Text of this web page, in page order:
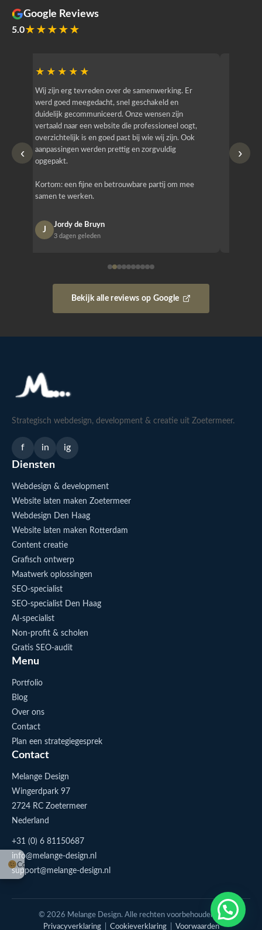
Google Reviews
5.0★★★★★
‹
★★★★★
Wij zijn erg tevreden over de samenwerking. Er
werd goed meegedacht, snel geschakeld en
duidelijk gecommuniceerd. Onze wensen zijn
vertaald naar een website die professioneel oogt,
overzichtelijk is en goed past bij wie wij zijn. Ook
aanpassingen werden prettig en zorgvuldig
opgepakt.
Kortom: een fijne en betrouwbare partij om mee
samen te werken.
J
Jordy de Bruyn
3 dagen geleden
›
Bekijk alle reviews op Google
Cookie-instellingen
Stuur me een appje
Strategisch webdesign, development & creatie uit Zoetermeer.
f in ig
Diensten
Webdesign & development
Website laten maken Zoetermeer
Webdesign Den Haag
Website laten maken Rotterdam
Content creatie
Grafisch ontwerp
Maatwerk oplossingen
SEO-specialist
SEO-specialist Den Haag
AI-specialist
Non-profit & scholen
Gratis SEO-audit
Menu
Portfolio
Blog
Over ons
Contact
Plan een strategiegesprek
Contact
Melange Design
Wingerdpark 97
2724 RC Zoetermeer
Nederland
+31 (0) 6 81150687
info@melange-design.nl
support@melange-design.nl
© 2026 Melange Design. Alle rechten voorbehouden. |
Privacyverklaring| Cookieverklaring| Voorwaarden